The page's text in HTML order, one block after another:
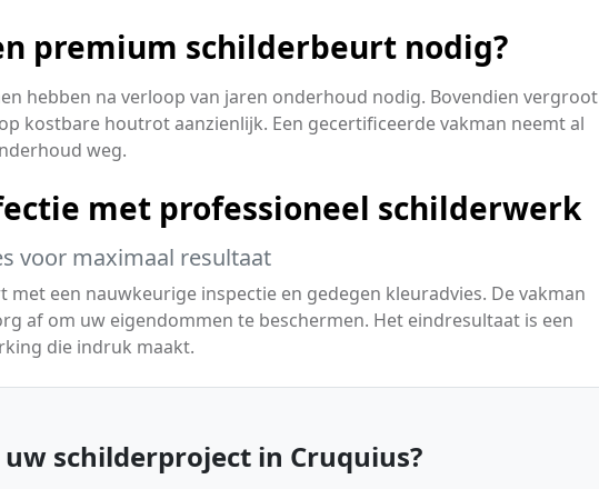
premium schilderbeurt nodig?
hebben na verloop van jaren onderhoud nodig. Bovendien vergroot
kostbare houtrot aanzienlijk. Een gecertificeerde vakman neemt al
weg.
met professioneel schilderwerk
voor maximaal resultaat
met een nauwkeurige inspectie en gedegen kleuradvies. De vakman
af om uw eigendommen te beschermen. Het eindresultaat is een
die indruk maakt.
schilderproject in Cruquius?